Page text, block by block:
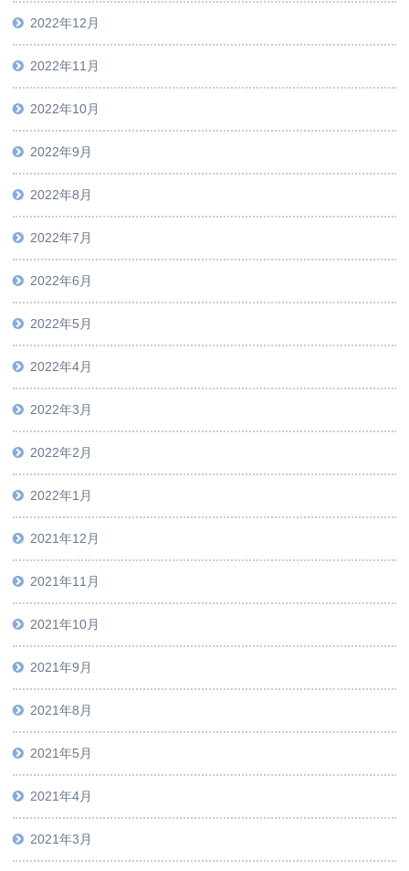
2022年12月
2022年11月
2022年10月
2022年9月
2022年8月
2022年7月
2022年6月
2022年5月
2022年4月
2022年3月
2022年2月
2022年1月
2021年12月
2021年11月
2021年10月
2021年9月
2021年8月
2021年5月
2021年4月
2021年3月